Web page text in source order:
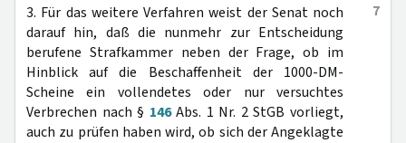
7
3. Für das weitere Verfahren weist der Senat noch
darauf hin, daß die nunmehr zur Entscheidung
berufene Strafkammer neben der Frage, ob im
Hinblick auf die Beschaffenheit der 1000-DM-
Scheine ein vollendetes oder nur versuchtes
Verbrechen nach § 146Abs. 1 Nr. 2 StGB vorliegt,
auch zu prüfen haben wird, ob sich der Angeklagte